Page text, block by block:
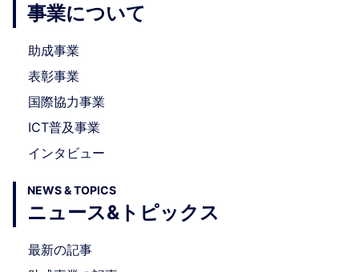
事業について
助成事業
表彰事業
国際協力事業
ICT普及事業
インタビュー
NEWS & TOPICS
ニュース&トピックス
最新の記事